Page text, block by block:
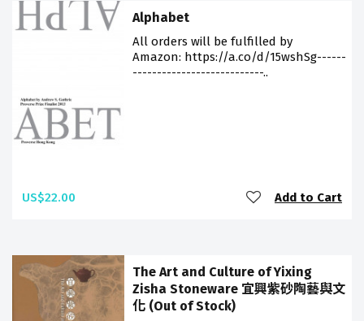
Alphabet
All orders will be fulfilled by
Amazon: https://a.co/d/15wshSg------
---------------------------..
US$22.00 Add to Cart
The Art and Culture of Yixing
Zisha Stoneware 宜興紫砂陶藝與文
化 (Out of Stock)